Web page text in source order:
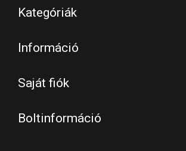
Kategóriák
Információ
Saját fiók
Boltinformáció